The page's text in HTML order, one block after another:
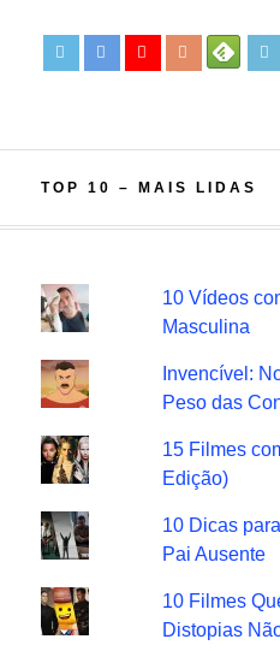
TOP 10 – MAIS LIDAS
10 Vídeos
Masculina
Invencível:
Peso das
15 Filmes
Edição)
10 Dicas
Pai Ausente
10 Filmes
Distopias